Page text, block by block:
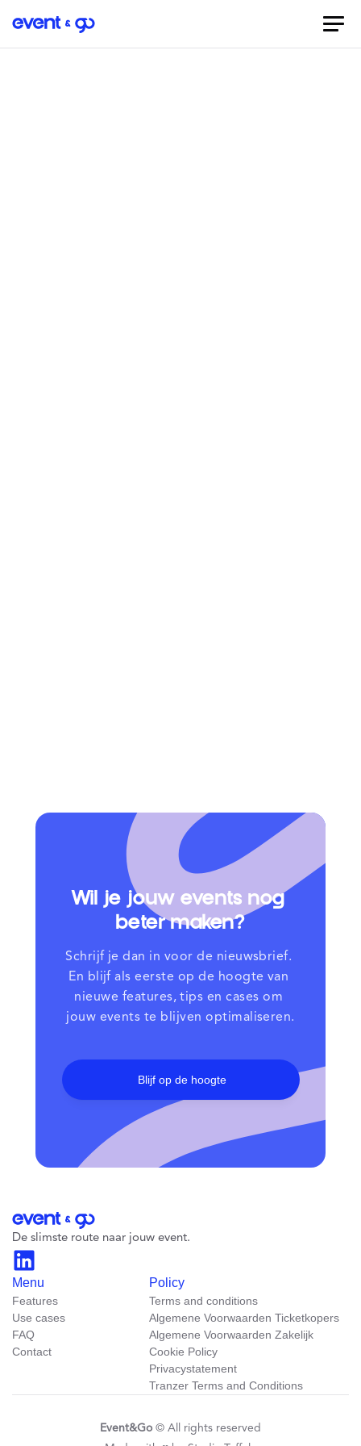
Wil je jouw events nog
beter maken?
Schrijf je dan in voor de nieuwsbrief.
En blijf als eerste op de hoogte van
nieuwe features, tips en cases om
jouw events te blijven optimaliseren.
Blijf op de hoogte
De slimste route naar jouw event.
Menu
Features
Use cases
FAQ
Contact
Policy
Terms and conditions
Algemene Voorwaarden Ticketkopers
Algemene Voorwaarden Zakelijk
Cookie Policy
Privacystatement
Tranzer Terms and Conditions
Event&Go © All rights reserved